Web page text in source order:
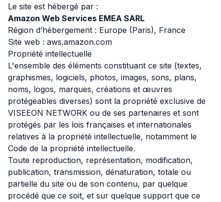
Le site est hébergé par :
Amazon Web Services EMEA SARL
Région d’hébergement : Europe (Paris), France
Site web : aws.amazon.com
Propriété intellectuelle
L'ensemble des éléments constituant ce site (textes,
graphismes, logiciels, photos, images, sons, plans,
noms, logos, marques, créations et œuvres
protégeables diverses) sont la propriété exclusive de
VISEEON NETWORK ou de ses partenaires et sont
protégés par les lois françaises et internationales
relatives à la propriété intellectuelle, notamment le
Code de la propriété intellectuelle.
Toute reproduction, représentation, modification,
publication, transmission, dénaturation, totale ou
partielle du site ou de son contenu, par quelque
procédé que ce soit, et sur quelque support que ce